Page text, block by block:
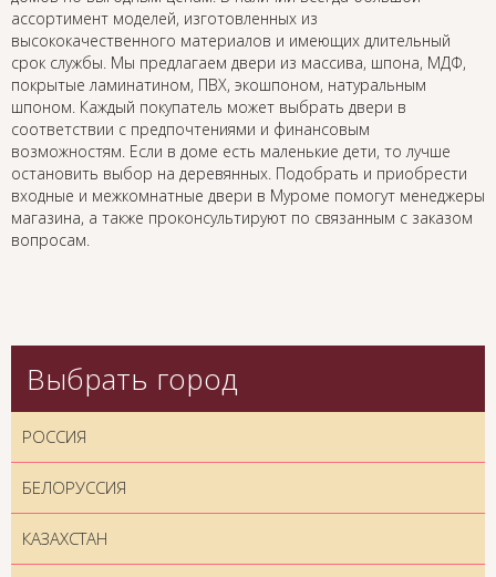
ассортимент моделей, изготовленных из
высококачественного материалов и имеющих длительный
срок службы. Мы предлагаем двери из массива, шпона, МДФ,
покрытые ламинатином, ПВХ, экошпоном, натуральным
шпоном. Каждый покупатель может выбрать двери в
соответствии с предпочтениями и финансовым
возможностям. Если в доме есть маленькие дети, то лучше
остановить выбор на деревянных. Подобрать и приобрести
входные и межкомнатные двери в Муроме помогут менеджеры
магазина, а также проконсультируют по связанным с заказом
вопросам.
Выбрать город
РОССИЯ
БЕЛОРУССИЯ
КАЗАХСТАН